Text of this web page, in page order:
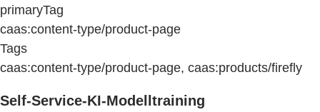
primaryTag
caas:content-type/product-page
Tags
caas:content-type/product-page, caas:products/firefly
Self-Service-KI-Modelltraining